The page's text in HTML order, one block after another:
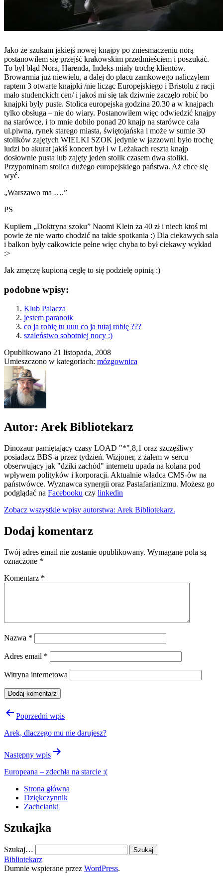
Jako że szukam jakiejś nowej knajpy po zniesmaczeniu norą
postanowiłem się przejść krakowskim przedmieściem i poszukać.
To był błąd Nora, Harenda, Indeks miały trochę klientów.
Browarmia już niewielu, a dalej do placu zamkowego naliczyłem
raptem 3 otwarte knajpki /nie licząc Europejskiego i Bristolu z racji
mało studenckich cen/ i jakoś mi się tak dziwnie zaczęło robić bo
knajpki były puste. Stolica europejska godzina 20.30 a w knajpach
tylko obsługa – nie do wiary. Postanowiłem więc odwiedzić knajpy
na starówce, i to mnie dobiło ponad 20 knajp na starówce cała
ul.piwna, rynek starego miasta, świętojańska i może w sumie 30
stolików zajętych WIELKI SZOK jedynie w jazzowni było trochę
ludzi bo akurat jakiś koncert był i w Leżakach reszta knajp
dosłownie pusta lub zajęty jeden stolik czasem dwa stoliki.
Przypominam stolica dużego europejskiego państwa. Aż chce się
wyć.
„Warszawo ma ….”
PS
Kupiłem „Doktryna szoku” Naomi Klein za 40 zł i niech ktoś mi
powie że nie warto chodzić na takie spotkania :) Dla ciekawych sala
i balkon były całkowicie pełne więc chyba to był ciekawy wykład
:>
Jak zmęczę kupioną cegłę to się podzielę opinią :)
podobne wpisy:
Klub Palacza
jestem paranoik
co ja robię tu uuu co ja tutaj robię ???
szaleństwo sobotniej nocy :)
Opublikowano 21 listopada, 2008
Umieszczono w kategoriach: mózgownica
Autor: Arek Bibliotekarz
Dinozaur pamiętający czasy LOAD "*",8,1 oraz szczęśliwy
posiadacz BBS-a przez tydzień. Wizjoner, z żalem w sercu
obserwujący jak "dziki zachód" internetu upada na kolana pod
wpływem polityków i korporacji. Aktualnie władca CMS-ów na
państwówce. Wyznawca synergii oraz Pastafarianizmu. Możesz go
podglądać na Facebooku czy linkedin
Zobacz wszystkie wpisy autorstwa: Arek Bibliotekarz.
Dodaj komentarz
Twój adres email nie zostanie opublikowany. Wymagane pola są
oznaczone *
Komentarz *
Nazwa *
Adres email *
Witryna internetowa
Nawigacja
Poprzedni wpis
Arek, dlaczego mu nie darujesz?
Następny wpis
Europeana – zdechła na starcie :(
Strona główna
Dziękczynnik
Zachcianki
Szukajka
Szukaj…
Bibliotekarz
Dumnie wspierane przez WordPress.